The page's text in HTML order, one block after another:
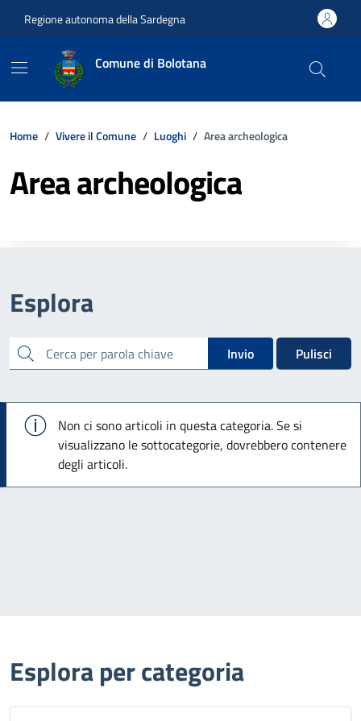
Regione autonoma della Sardegna
Comune di Bolotana
Home Vivere il Comune Luoghi Area archeologica
Area archeologica
Esplora
cerca Invio Pulisci
Info
Non ci sono articoli in questa categoria. Se si
visualizzano le sottocategorie, dovrebbero contenere
degli articoli.
Esplora per categoria